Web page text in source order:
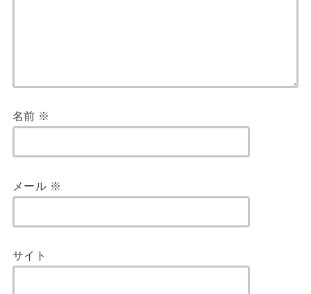
名前 ※
メール ※
サイト